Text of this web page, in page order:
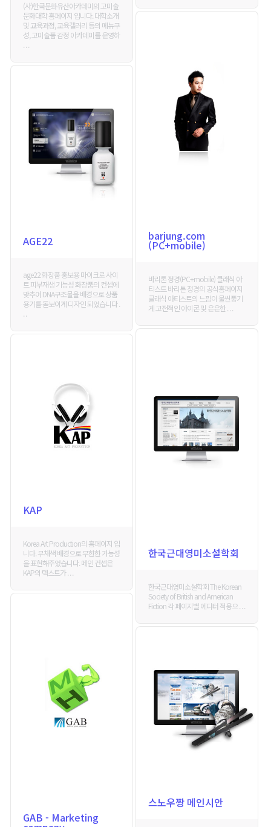
(사)한국문화유산아카데미의 고미술
문화대학 홈페이지 입니다. 대학소개
및 교육과정, 교육갤러리 등의 메뉴구
성, 고미술품 감정 아카데미를 운영하
. . .
barjung.com
(PC+mobile)
바리톤 정경(PC+mobile) 클래식 아
티스트 바리톤 정경의 공식홈페이지
클래식 아티스트의 느낌이 물씬풍기
게 고전적인 아이콘 및 은은한 . . .
AGE22
age22 화장품 홍보용 마이크로 사이
트 피부재생 기능성 화장품의 컨셉에
맞추어 DNA구조물을 배경으로 상품
용기를 돋보이게 디자인 되었습니다 .
. .
한국근대영미소설학회
한국근대영미소설학회 The Korean
Society of British and American
Fiction 각 페이지별 에디터 적용으 . . .
KAP
Korea Art Production의 홈페이지 입
니다. 무채색 배경으로 무한한 가능성
을 표현해주었습니다. 메인 컨셉은
KAP의 텍스트가 . . .
GAB - Marketing
스노우짱 메인시안